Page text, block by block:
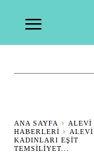
ANA SAYFA
ALEVI
HABERLERI
ALEVI
KADINLARI EŞIT
TEMSILIYET...